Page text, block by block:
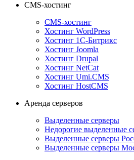
CMS-хостинг
CMS-хостинг
Хостинг WordPress
Хостинг 1С-Битрикс
Хостинг Joomla
Хостинг Drupal
Хостинг NetCat
Хостинг Umi.CMS
Хостинг HostCMS
Аренда серверов
Выделенные серверы
Недорогие выделенные
Выделенные серверы
Выделенные серверы